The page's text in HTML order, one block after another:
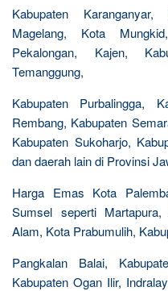
Kabupaten
Magelang, Kota
Pekalongan, Kajen,
Temanggung,
Kabupaten Purbalingga,
Rembang, Kabupaten
Kabupaten Sukoharjo,
dan daerah lain di Provinsi
Harga Emas Kota
Sumsel seperti
Alam, Kota Prabumulih,
Pangkalan Balai,
Kabupaten Ogan Ilir,